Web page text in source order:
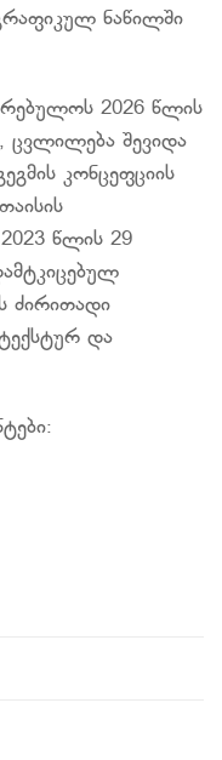
ნაწილში
2026 წლის
ცვლილება შევიდა
კონცეფციის
წლის 29
ძირითადი
და